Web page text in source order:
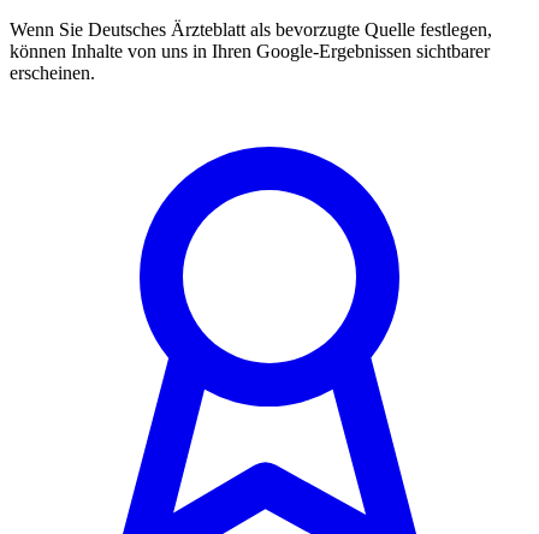
Wenn Sie Deutsches Ärzteblatt als bevorzugte Quelle festlegen,
können Inhalte von uns in Ihren Google-Ergebnissen sichtbarer
erscheinen.